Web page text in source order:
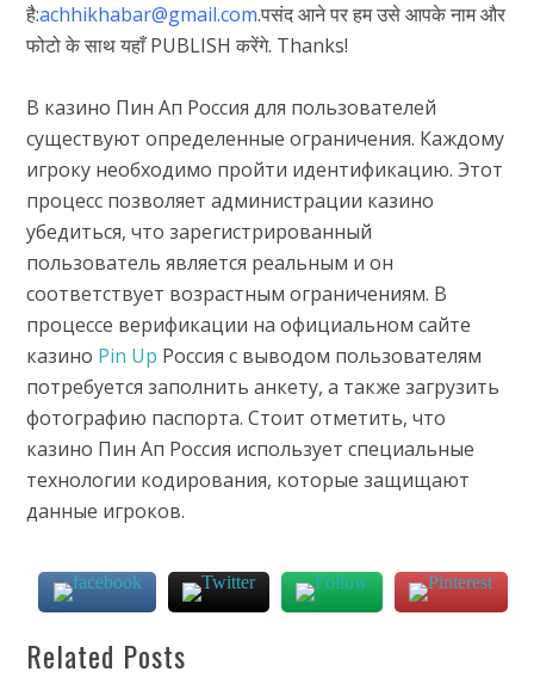
है:achhikhabar@gmail.com.पसंद आने पर हम उसे आपके नाम और
फोटो के साथ यहाँ PUBLISH करेंगे. Thanks!
В казино Пин Ап Россия для пользователей
существуют определенные ограничения. Каждому
игроку необходимо пройти идентификацию. Этот
процесс позволяет администрации казино
убедиться, что зарегистрированный
пользователь является реальным и он
соответствует возрастным ограничениям. В
процессе верификации на официальном сайте
казино Pin Up Россия с выводом пользователям
потребуется заполнить анкету, а также загрузить
фотографию паспорта. Стоит отметить, что
казино Пин Ап Россия использует специальные
технологии кодирования, которые защищают
данные игроков.
Related Posts